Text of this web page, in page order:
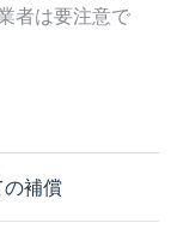
者は要注意で
補償